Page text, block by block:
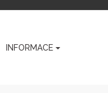
INFORMACE